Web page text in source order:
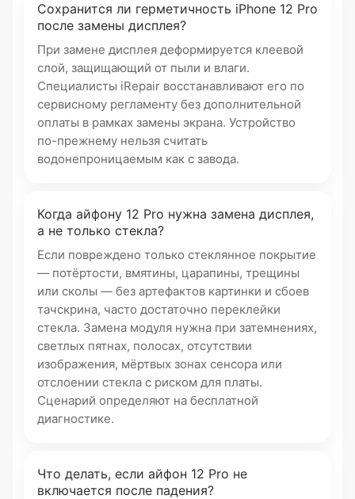
Сохранится ли герметичность iPhone 12 Pro
после замены дисплея?
При замене дисплея деформируется клеевой
слой, защищающий от пыли и влаги.
Специалисты iRepair восстанавливают его по
сервисному регламенту без дополнительной
оплаты в рамках замены экрана. Устройство
по-прежнему нельзя считать
водонепроницаемым как с завода.
Когда айфону 12 Pro нужна замена дисплея,
а не только стекла?
Если повреждено только стеклянное покрытие
— потёртости, вмятины, царапины, трещины
или сколы — без артефактов картинки и сбоев
тачскрина, часто достаточно переклейки
стекла. Замена модуля нужна при затемнениях,
светлых пятнах, полосах, отсутствии
изображения, мёртвых зонах сенсора или
отслоении стекла с риском для платы.
Сценарий определяют на бесплатной
диагностике.
Что делать, если айфон 12 Pro не
включается после падения?